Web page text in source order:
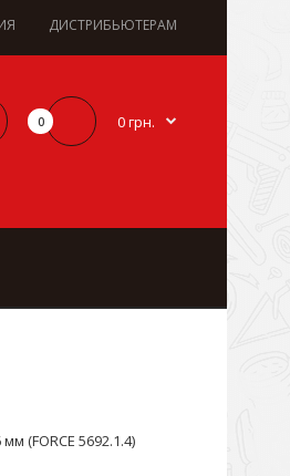
ДИСТРИБЬЮТЕРАМ
0 0 грн.
(FORCE 5692.1.4)